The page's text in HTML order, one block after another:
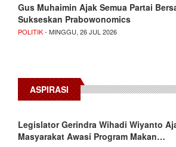
Gus Muhaimin Ajak Semua Partai
Sukseskan Prabowonomics
POLITIK- MINGGU, 26 JUL 2026
ASPIRASI
Legislator Gerindra Wihadi Wiyanto
Masyarakat Awasi Program Makan…